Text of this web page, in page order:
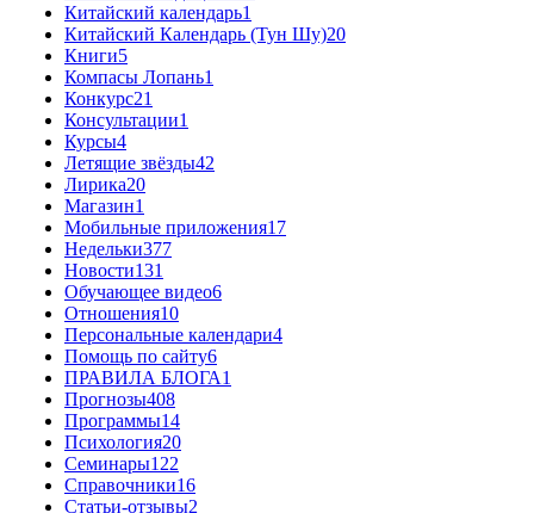
Китайский календарь1
Китайский Календарь (Тун Шу)20
Книги5
Компасы Лопань1
Конкурс21
Консультации1
Курсы4
Летящие звёзды42
Лирика20
Магазин1
Мобильные приложения17
Недельки377
Новости131
Обучающее видео6
Отношения10
Персональные календари4
Помощь по сайту6
ПРАВИЛА БЛОГА1
Прогнозы408
Программы14
Психология20
Семинары122
Справочники16
Статьи-отзывы2